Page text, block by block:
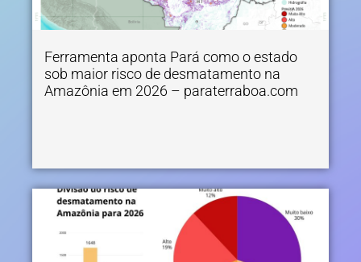
Ferramenta aponta Pará como o estado
sob maior risco de desmatamento na
Amazônia em 2026 – paraterraboa.com